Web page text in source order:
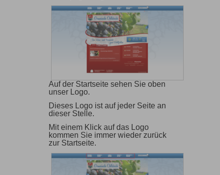
Auf der Startseite sehen Sie oben
unser Logo.
Dieses Logo ist auf jeder Seite an
dieser Stelle.
Mit einem Klick auf das Logo
kommen Sie immer wieder zurück
zur Startseite.